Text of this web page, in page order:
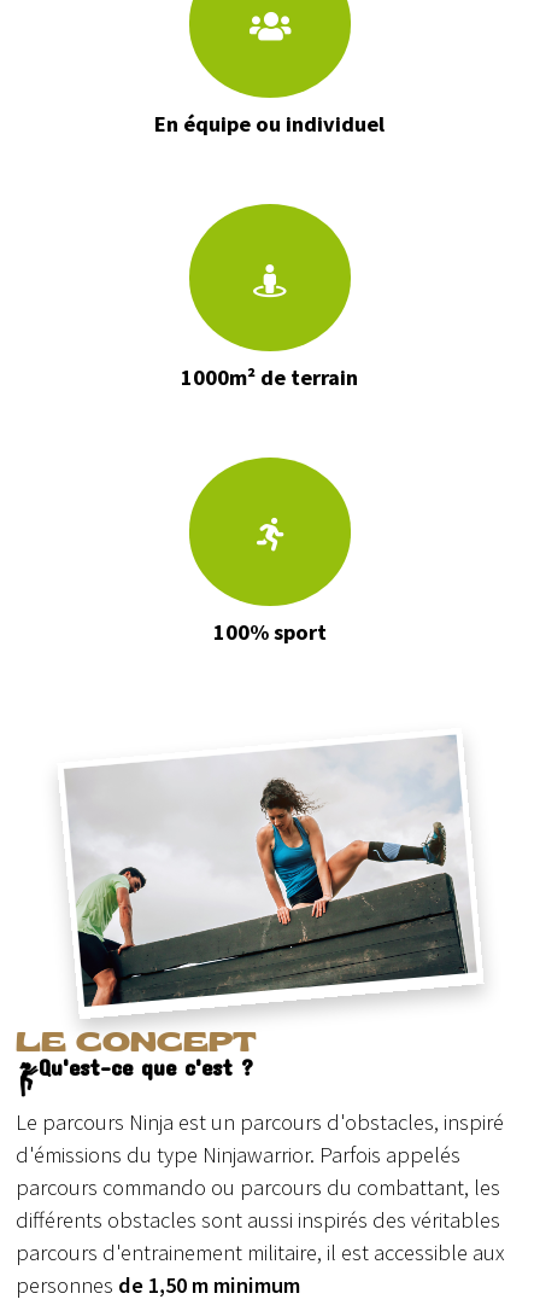
En équipe ou individuel
1000m² de terrain
100% sport
LE CONCEPT
Qu'est-ce que c'est ?
Le parcours Ninja est un parcours d'obstacles, inspiré
d'émissions du type Ninjawarrior. Parfois appelés
parcours commando ou parcours du combattant, les
différents obstacles sont aussi inspirés des véritables
parcours d'entrainement militaire, il est accessible aux
personnes de 1,50 m minimum